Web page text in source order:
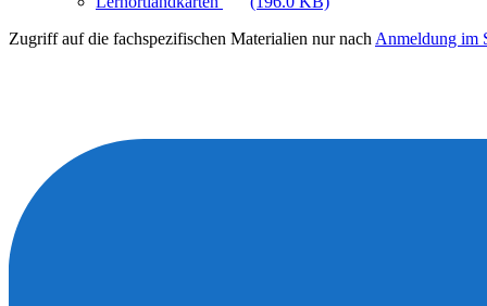
Zugriff auf die fachspezifischen Materialien nur nach Anmeldung im